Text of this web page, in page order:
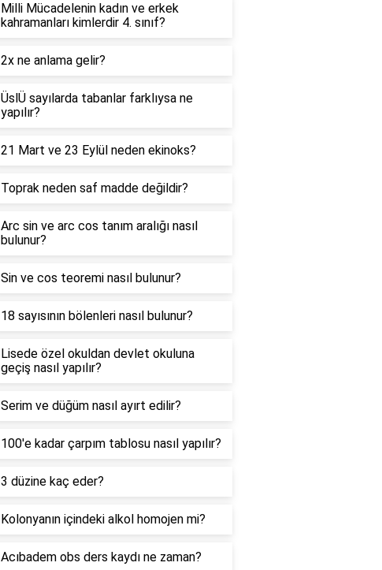
Milli Mücadelenin kadın ve erkek
kahramanları kimlerdir 4. sınıf?
2x ne anlama gelir?
ÜslÜ sayılarda tabanlar farklıysa ne
yapılır?
21 Mart ve 23 Eylül neden ekinoks?
Toprak neden saf madde değildir?
Arc sin ve arc cos tanım aralığı nasıl
bulunur?
Sin ve cos teoremi nasıl bulunur?
18 sayısının bölenleri nasıl bulunur?
Lisede özel okuldan devlet okuluna
geçiş nasıl yapılır?
Serim ve düğüm nasıl ayırt edilir?
100'e kadar çarpım tablosu nasıl yapılır?
3 düzine kaç eder?
Kolonyanın içindeki alkol homojen mi?
Acıbadem obs ders kaydı ne zaman?